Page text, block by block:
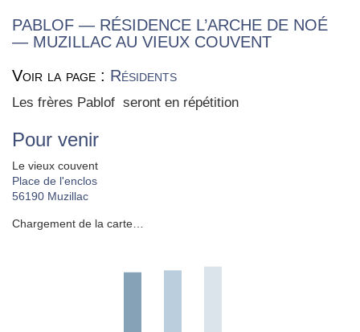
PABLOF — RÉSIDENCE L’ARCHE DE NOÉ
— MUZILLAC AU VIEUX COUVENT
Voir la page : Résidents
Les frères Pablof seront en répé­ti­tion
Pour venir
Le vieux couvent
Place de l'enclos
56190 Muzillac
Chargement de la carte…